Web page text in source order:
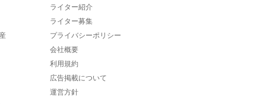
ライター紹介
ライター募集
プライバシーポリシー
会社概要
利用規約
広告掲載について
運営方針